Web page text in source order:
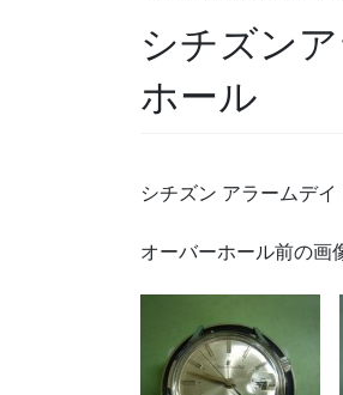
シチズン
ホール
シチズン アラームデ
オーバーホール前の画